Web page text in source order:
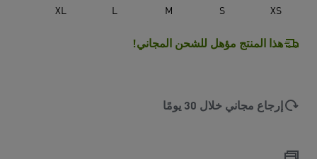
XS
S
M
L
XL
هذا المنتج مؤهل للشحن المجاني!
إرجاع مجاني خلال 30 يومًا